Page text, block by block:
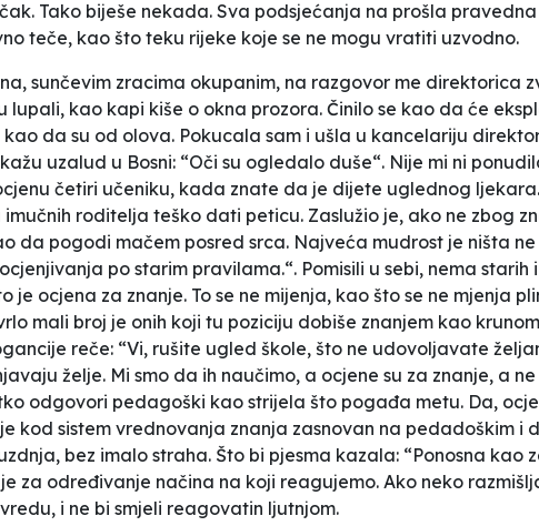
Tako biješe nekada. Sva podsjećanja na prošla
teče, kao što teku rijeke koje se ne mogu vratiti uzvodno.
sunčevim zracima okupanim, na razgovor me direktorica
lupali, kao kapi kiše o okna prozora. Činilo se kao da će
da su od olova. Pokucala sam i ušla u kancelariju
uzalud u Bosni: “Oči su ogledalo duše“. Nije mi ni
četiri učeniku, kada znate da je dijete uglednog
roditelja teško dati peticu. Zaslužio je, ako ne zbog
da pogodi mačem posred srca. Najveća mudrost je ništa
po starim pravilama.“. Pomisili u sebi, nema
je ocjena za znanje. To se ne mijenja, kao što se ne mjenja
mali broj je onih koji tu poziciju dobiše znanjem kao
reče: “Vi, rušite ugled škole, što ne udovoljavate
želje. Mi smo da ih naučimo, a ocjene su za znanje, a
odgovori pedagoški kao strijela što pogađa metu. Da,
kod sistem vrednovanja znanja zasnovan na pedadoškim
bez imalo straha. Što bi pjesma kazala: “Ponosna kao
za određivanje načina na koji reagujemo. Ako neko
i ne bi smjeli reagovatin ljutnjom.